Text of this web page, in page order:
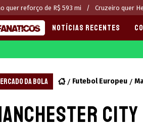
quer reforço de R$ 593 mi Cruzeiro quer
Melhores sites de apostas
Últimas
CASAS DE APOSTAS
CÓDIGOS e OFERTAS
NOTÍCIAS RECENTES
DA BOLA Futebol Europeu